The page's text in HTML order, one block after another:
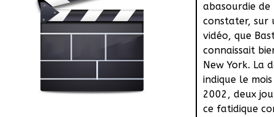
abasourdie de
constater, sur
vidéo, que
connaissait
New York. La
indique le
2002, deux
ce fatidique